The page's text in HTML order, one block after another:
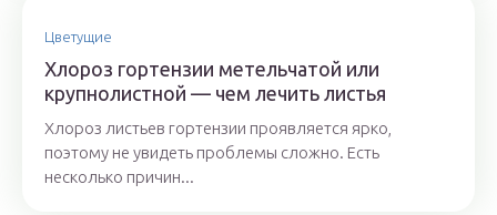
Цветущие
Хлороз гортензии метельчатой или
крупнолистной — чем лечить листья
Хлороз листьев гортензии проявляется ярко,
поэтому не увидеть проблемы сложно. Есть
несколько причин...